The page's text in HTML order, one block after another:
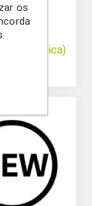
S.America)
os